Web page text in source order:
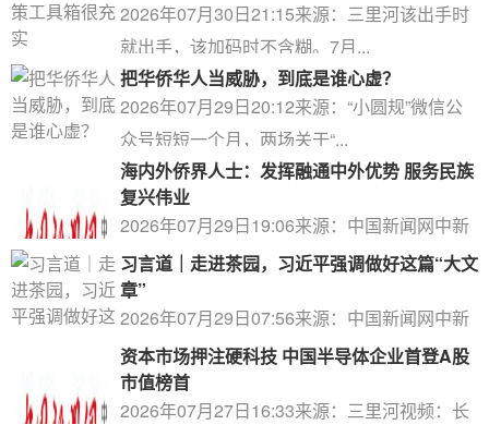
2026年07月30日21:15来源：三里河该出手时
就出手，该加码时不含糊。7月...
把华侨华人当威胁，到底是谁心虚？
2026年07月29日20:12来源：“小圆规”微信公
众号短短一个月，两场关于“...
海内外侨界人士：发挥融通中外优势 服务民族
复兴伟业
2026年07月29日19:06来源：中国新闻网中新
社北京7月29日电全国侨务工...
习言道｜走进茶园，习近平强调做好这篇“大文
章”
2026年07月29日07:56来源：中国新闻网中新
网7月29日电题：走进茶园，...
资本市场押注硬科技 中国半导体企业首登A股
市值榜首
2026年07月27日16:33来源：三里河视频：长